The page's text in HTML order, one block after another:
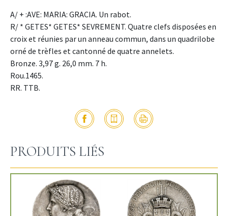
A/ + :AVE: MARIA: GRACIA. Un rabot.
R/ * GETES* GETES* SEVREMENT. Quatre clefs disposées en
croix et réunies par un anneau commun, dans un quadrilobe
orné de trèfles et cantonné de quatre annelets.
Bronze. 3,97 g. 26,0 mm. 7 h.
Rou.1465.
RR. TTB.
PRODUITS LIÉS